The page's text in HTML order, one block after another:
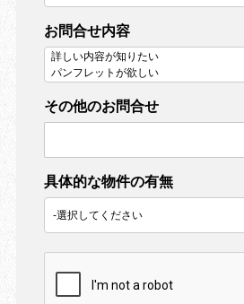
お問合せ内容
その他のお問合せ
具体的な物件の有無